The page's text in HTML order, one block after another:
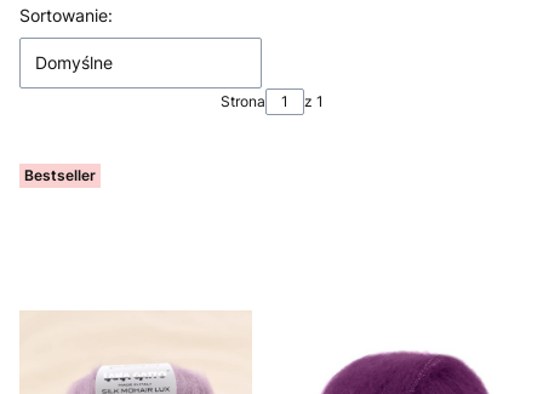
Lista produktów
Sortowanie:
Domyślne
Strona z 1
Bestseller